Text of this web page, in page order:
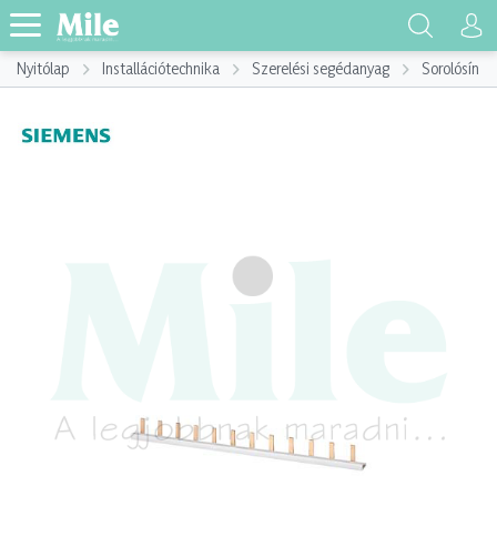
Nyitólap Installációtechnika Szerelési segédanyag Sorolósín